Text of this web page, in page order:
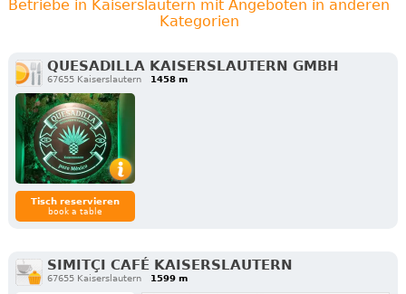
Betriebe in Kaiserslautern mit Angeboten in anderen
Kategorien
QUESADILLA KAISERSLAUTERN GMBH
67655 Kaiserslautern 1458 m
Tisch reservieren
book a table
SIMITÇI CAFÉ KAISERSLAUTERN
67655 Kaiserslautern 1599 m